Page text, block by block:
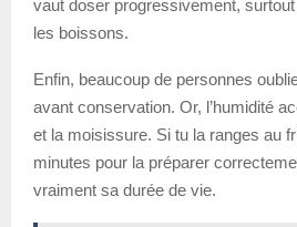
vaut doser progressivement,
les boissons.
Enfin, beaucoup de personnes
avant conservation. Or, l’humidité
et la moisissure. Si tu la ranges au
minutes pour la préparer
vraiment sa durée de vie.